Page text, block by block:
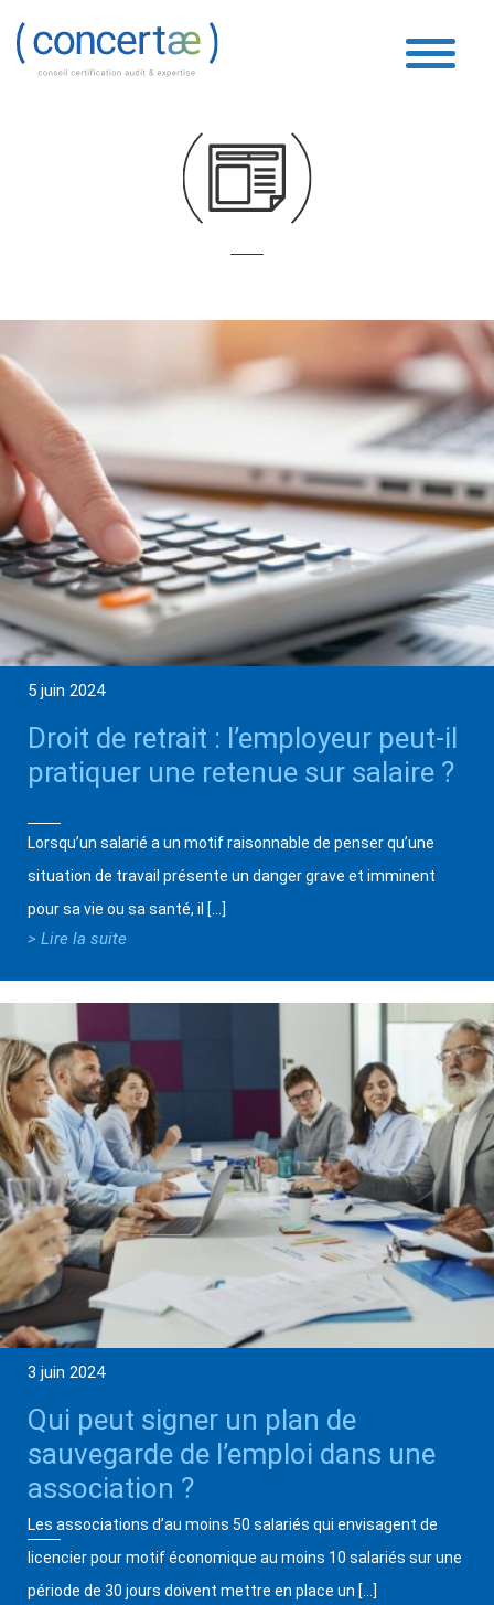
5 juin 2024
Droit de retrait : l’employeur peut-il
pratiquer une retenue sur salaire ?
Lorsqu’un salarié a un motif raisonnable de penser qu’une
situation de travail présente un danger grave et imminent
pour sa vie ou sa santé, il […]
> Lire la suite
3 juin 2024
Qui peut signer un plan de
sauvegarde de l’emploi dans une
association ?
Les associations d’au moins 50 salariés qui envisagent de
licencier pour motif économique au moins 10 salariés sur une
période de 30 jours doivent mettre en place un […]